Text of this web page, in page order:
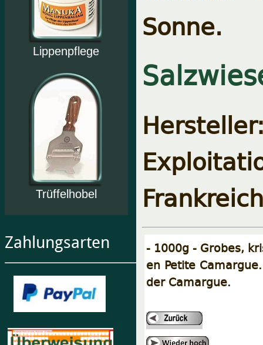
Lippenpflege
Trüffelhobel
Zahlungsarten
Sonne.
Frankreich
- 1000g - Grobes,
en Petite
der Camargue.